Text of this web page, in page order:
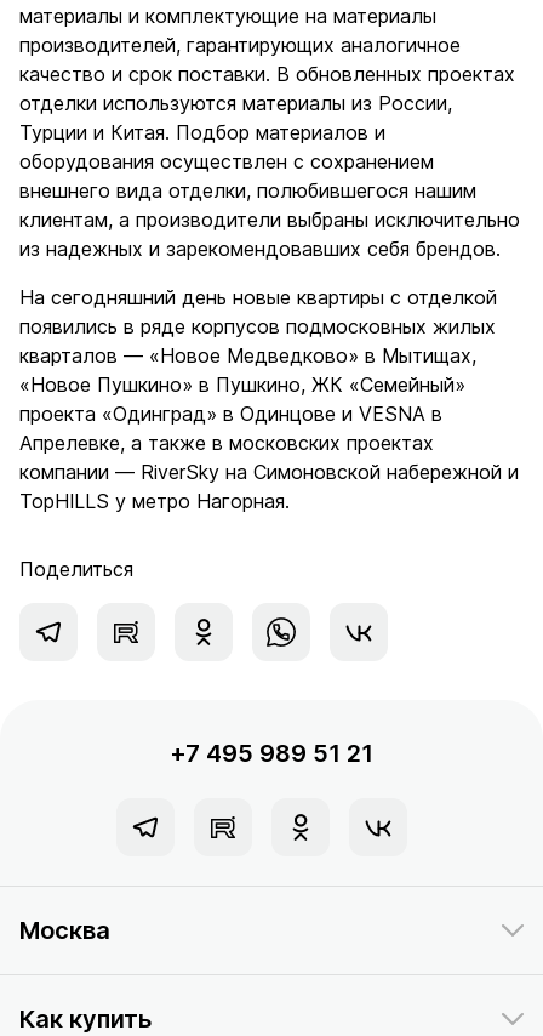
материалы и комплектующие на материалы
производителей, гарантирующих аналогичное
качество и срок поставки. В обновленных проектах
отделки используются материалы из России,
Турции и Китая. Подбор материалов и
оборудования осуществлен с сохранением
внешнего вида отделки, полюбившегося нашим
клиентам, а производители выбраны исключительно
из надежных и зарекомендовавших себя брендов.
На сегодняшний день новые квартиры с отделкой
появились в ряде корпусов подмосковных жилых
кварталов — «Новое Медведково» в Мытищах,
«Новое Пушкино» в Пушкино, ЖК «Семейный»
проекта «Одинград» в Одинцове и VESNA в
Апрелевке, а также в московских проектах
компании — RiverSky на Симоновской набережной и
TopHILLS у метро Нагорная.
Поделиться
+7 495 989 51 21
Москва
Как купить